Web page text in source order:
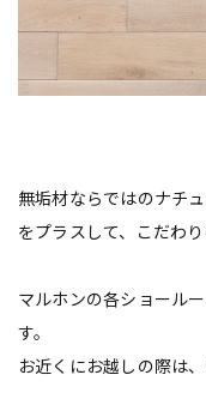
無垢材ならではのナチ
をプラスして、こだわ
マルホンの各ショール
す。
お近くにお越しの際は